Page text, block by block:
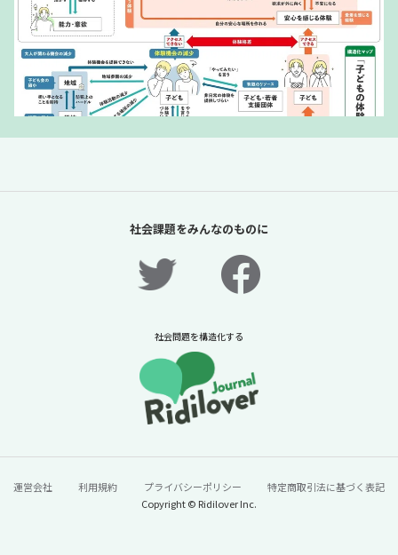
「夏休みの過ごし方は留守番」責任があるの
公開！】【ニュースに潜む社会課題をキャッ
社会課題をみんなのものに
社会問題を構造化する
運営会社 利用規約 プライバシーポリシー
特定商取引法に基づく表記
Copyright © Ridilover Inc.